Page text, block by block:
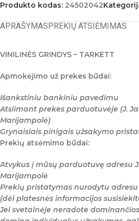
Produkto kodas: 24502042
APRAŠYMASPREKIŲ ATSIĖMIMAS
VINILINĖS GRINDYS – TARKETT
Apmokėjimo už prekes būdai:
Išankstiniu bankiniu pavedimu
Atsiimant prekes parduotuvėje (J.
Marijampolė)
Grynaisiais pinigais užsakymo
Prekių atsėmimo būdai:
Atvykus į mūsų parduotuvę adresu
Marijampolė
Prekių pristatymas nurodytu
(dėl platesnės informacijos
Jei svetainėje neradote